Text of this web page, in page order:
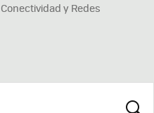
Conectividad y Redes